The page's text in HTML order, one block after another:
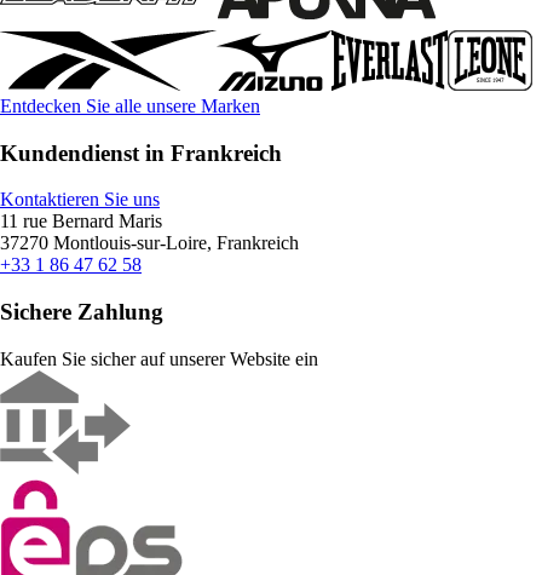
Entdecken Sie alle unsere Marken
Kundendienst in Frankreich
Kontaktieren Sie uns
11 rue Bernard Maris
37270 Montlouis-sur-Loire, Frankreich
+33 1 86 47 62 58
Sichere Zahlung
Kaufen Sie sicher auf unserer Website ein